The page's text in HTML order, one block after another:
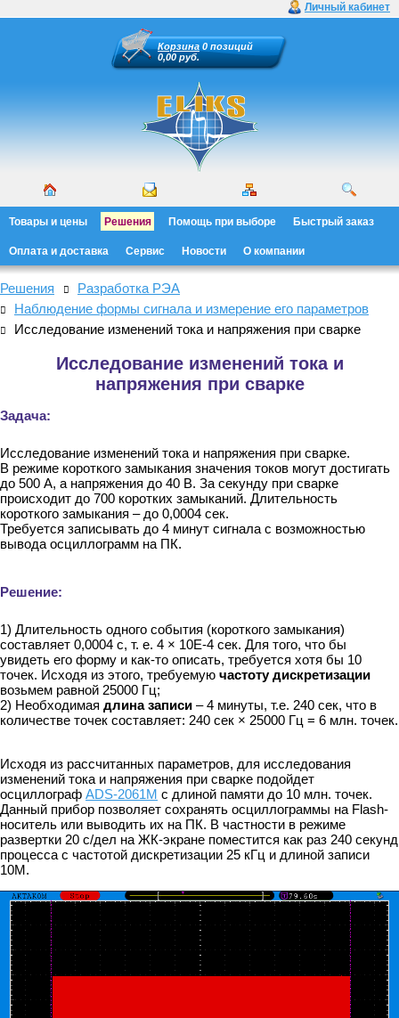
Личный кабинет
Корзина 0 позиций
0,00 руб.
Товары и цены Решения Помощь при выборе Быстрый заказ
Оплата и доставка Сервис Новости О компании
Решения
Разработка РЭА
Наблюдение формы сигнала и измерение его параметров
Исследование изменений тока и напряжения при сварке
Исследование изменений тока и
напряжения при сварке
Задача:
Исследование изменений тока и напряжения при сварке.
В режиме короткого замыкания значения токов могут достигать
до 500 А, а напряжения до 40 В. За секунду при сварке
происходит до 700 коротких замыканий. Длительность
короткого замыкания – до 0,0004 сек.
Требуется записывать до 4 минут сигнала с возможностью
вывода осциллограмм на ПК.
Решение:
1) Длительность одного события (короткого замыкания)
составляет 0,0004 с, т. е. 4 × 10E-4 сек. Для того, что бы
увидеть его форму и как-то описать, требуется хотя бы 10
точек. Исходя из этого, требуемую частоту дискретизации
возьмем равной 25000 Гц;
2) Необходимая длина записи – 4 минуты, т.е. 240 сек, что в
количестве точек составляет: 240 сек × 25000 Гц = 6 млн. точек.
Исходя из рассчитанных параметров, для исследования
изменений тока и напряжения при сварке подойдет
осциллограф ADS-2061M с длиной памяти до 10 млн. точек.
Данный прибор позволяет сохранять осциллограммы на Flash-
носитель или выводить их на ПК. В частности в режиме
развертки 20 с/дел на ЖК-экране поместится как раз 240 секунд
процесса с частотой дискретизации 25 кГц и длиной записи
10М.